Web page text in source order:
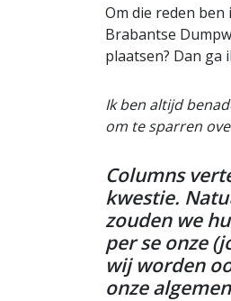
Om die reden
Brabantse
plaatsen? Dan ga
Ik ben altijd
om te sparren
Columns
kwestie.
zouden we
per se onze
wij worden
onze